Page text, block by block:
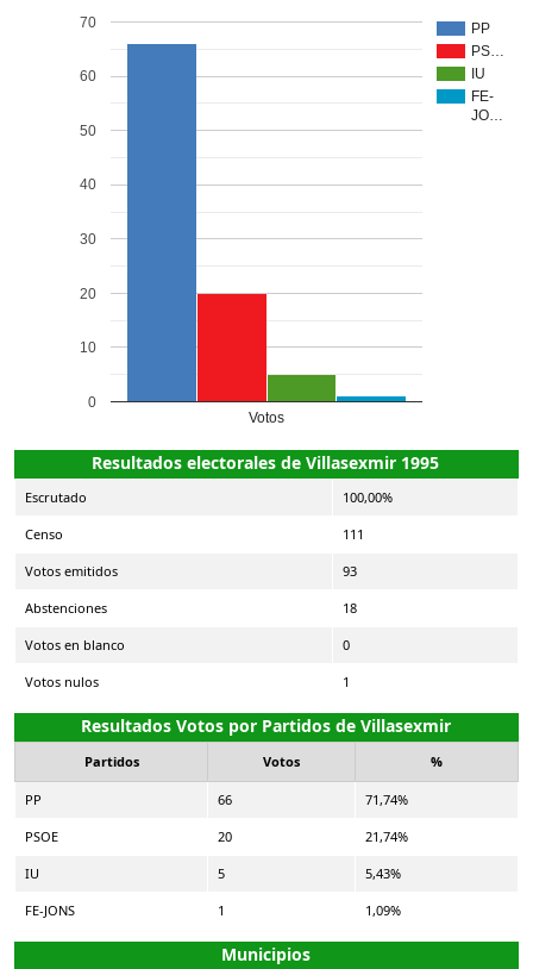
PP
PS…
IU
FE-
JO…
Votos
0
10
20
30
40
50
60
70
Resultados electorales de Villasexmir 1995
Escrutado 100,00%
Censo 111
Votos emitidos 93
Abstenciones 18
Votos en blanco 0
Votos nulos 1
Resultados Votos por Partidos de Villasexmir
Partidos Votos %
PP 66 71,74%
PSOE 20 21,74%
IU 5 5,43%
FE-JONS 1 1,09%
Municipios